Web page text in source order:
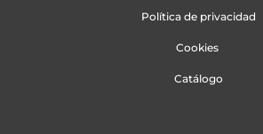
Política de privacidad
Cookies
Catálogo